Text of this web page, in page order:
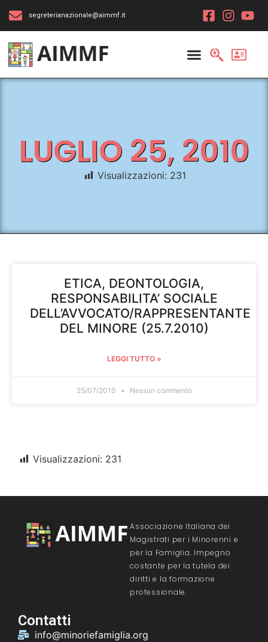
segreterianazionale@aimmf.it
LUGLIO 25, 2010
Visualizzazioni: 231
ETICA, DEONTOLOGIA,
RESPONSABILITA’ SOCIALE
DELL’AVVOCATO/RAPPRESENTANTE
DEL MINORE (25.7.2010)
LEGGI TUTTO »
25/07/2010 Nessun commento
Visualizzazioni: 231
Associazione Italiana dei
Magistrati per i Minorenni e
per la Famiglia. Impegno
costante per la tutela dei
diritti e la formazione
professionale.
Contatti
info@minoriefamiglia.org